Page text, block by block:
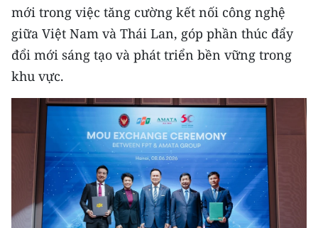
VỀ BÁO NHÂN DÂN
THỜI NAY
NHÂN DÂN CUỐI TUẦN
NHÂN DÂN HẰNG THÁNG
MUA BÁO
ĐỌC BÁO IN
mới trong việc tăng cường kết nối công nghệ
giữa Việt Nam và Thái Lan, góp phần thúc đẩy
đổi mới sáng tạo và phát triển bền vững trong
khu vực.